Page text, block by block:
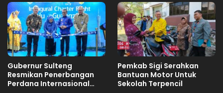
Gubernur Sulteng
Resmikan Penerbangan
Perdana Internasional
Pemkab Sigi Serahkan
Bantuan Motor Untuk
Sekolah Terpencil